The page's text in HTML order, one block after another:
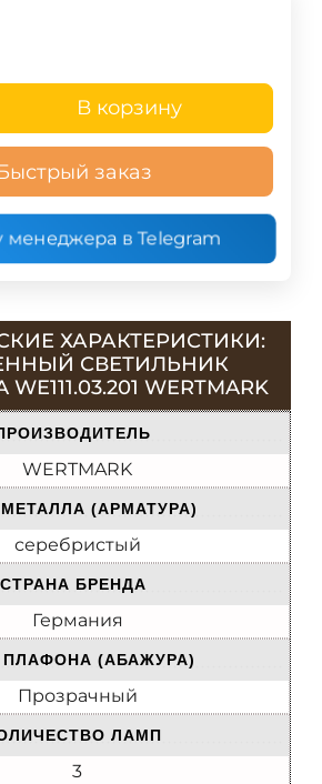
В корзину
заказ
менеджера в Telegram
ХАРАКТЕРИСТИКИ:
СВЕТИЛЬНИК
WE111.03.201 WERTMARK
WERTMARK
(АРМАТУРА)
серебристый
СТРАНА БРЕНДА
Германия
ПЛАФОНА (АБАЖУРА)
Прозрачный
ЛАМП
3